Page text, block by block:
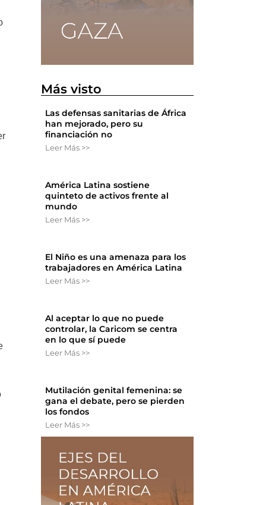
Más visto
Las defensas sanitarias de África
han mejorado, pero su
financiación no
Leer Más >>
América Latina sostiene
quinteto de activos frente al
mundo
Leer Más >>
El Niño es una amenaza para los
trabajadores en América Latina
Leer Más >>
Al aceptar lo que no puede
controlar, la Caricom se centra
en lo que sí puede
Leer Más >>
Mutilación genital femenina: se
gana el debate, pero se pierden
los fondos
Leer Más >>